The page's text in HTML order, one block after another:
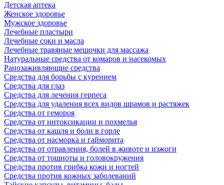
Детская аптека
Женское здоровье
Мужское здоровье
Лечебные пластыри
Лечебные соки и масла
Лечебные травяные мешочки для массажа
Натуральные средства от комаров и насекомых
Ранозаживляющие средства
Средства для борьбы с курением
Средства для глаз
Средства для лечения герпеса
Средства для удаления всех видов шрамов и растяжек
Средства от гемороя
Средства от интоксикации и похмелья
Средства от кашля и боли в горле
Средства от насморка и гайморита
Средства от отравления, болей в животе и изжоги
Средства от тошноты и головокружения
Средства против грибка кожи и ногтей
Средства против кожных заболеваний